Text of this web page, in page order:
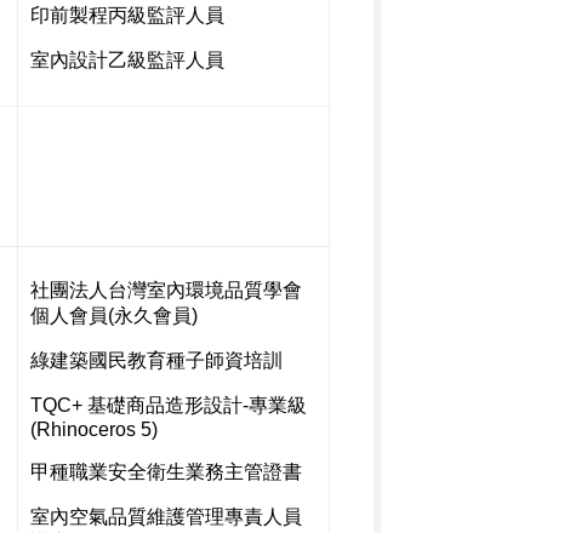
印前製程丙級監評人員
室內設計乙級監評人員
社團法人台灣室內環境品質學會
個人會員(永久會員)
綠建築國民教育種子師資培訓
TQC+ 基礎商品造形設計-專業級
(Rhinoceros 5)
甲種職業安全衛生業務主管證書
室內空氣品質維護管理專責人員